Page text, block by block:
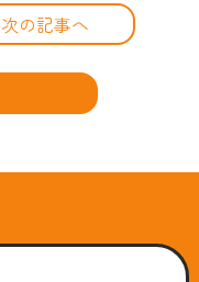
次の記事へ